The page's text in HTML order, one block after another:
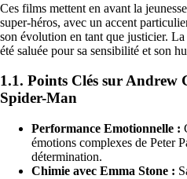
Ces films mettent en avant la
super-héros, avec un accent
son évolution en tant que justicier.
été saluée pour sa sensibilité et son
1.1. Points Clés sur Andrew
Spider-Man
Performance Emotionnelle :
émotions complexes de Peter
détermination.
Chimie avec Emma Stone :